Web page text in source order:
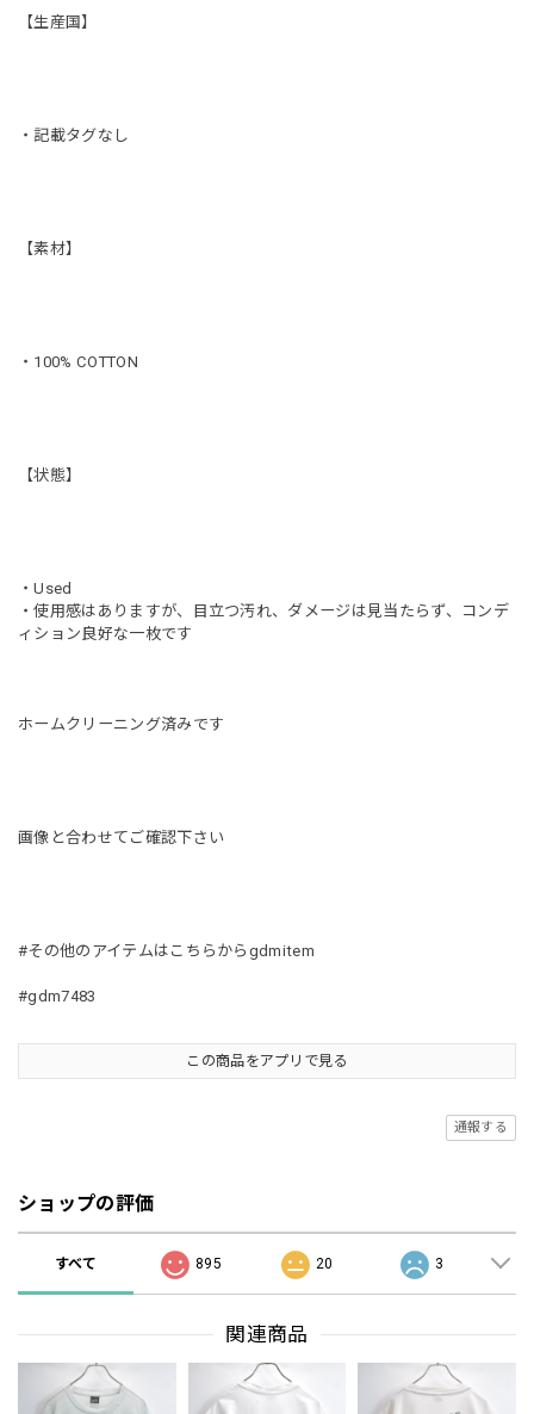
【生産国】
・記載タグなし
【素材】
・100% COTTON
【状態】
・Used
・使用感はありますが、目立つ汚れ、ダメージは見当たらず、コンデ
ィション良好な一枚です
ホームクリーニング済みです
画像と合わせてご確認下さい
#その他のアイテムはこちらからgdmitem
#gdm7483
この商品をアプリで見る
通報する
ショップの評価
すべて 895 20 3
関連商品